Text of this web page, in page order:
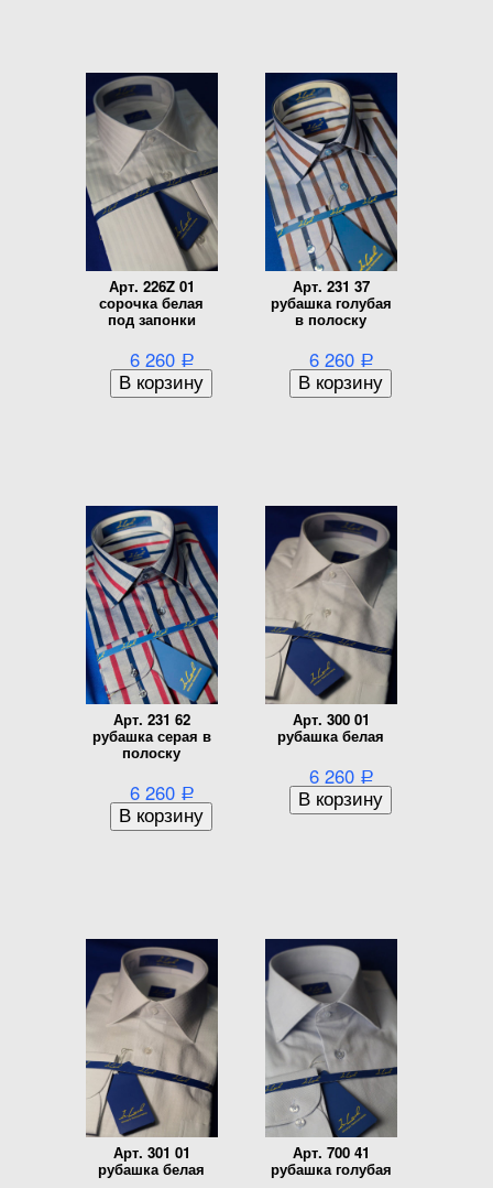
Арт. 226Z 01
сорочка белая
под запонки
6 260 Р
Арт. 231 37
рубашка голубая
в полоску
6 260 Р
Арт. 231 62
рубашка серая в
полоску
6 260 Р
Арт. 300 01
рубашка белая
6 260 Р
Арт. 301 01
рубашка белая
Арт. 700 41
рубашка голубая